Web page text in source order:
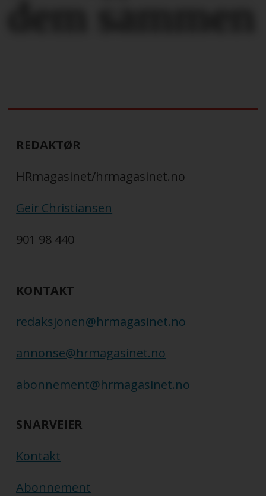
REDAKTØR
HRmagasinet/hrmagasinet.no
Geir Christiansen
901 98 440
KONTAKT
redaksjonen@hrmagasinet.no
annonse@hrmagasinet.no
abonnement@hrmagasinet.no
SNARVEIER
Kontakt
Abonnement